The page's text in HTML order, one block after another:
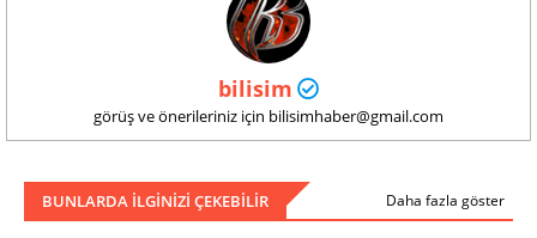
bilisim
görüş ve önerileriniz için bilisimhaber@gmail.com
BUNLARDA ILGINIZI ÇEKEBILIR Daha fazla göster